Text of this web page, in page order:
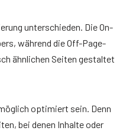
unterschieden. Die On-
während die Off-Page-
ähnlichen Seiten gestaltet
optimiert sein. Denn
bei denen Inhalte oder